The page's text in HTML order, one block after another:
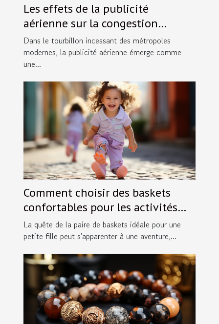
Les effets de la publicité
aérienne sur la congestion
visuelle dans les villes
Dans le tourbillon incessant des métropoles
modernes, la publicité aérienne émerge comme
une...
Comment choisir des baskets
confortables pour les activités
des petites filles en taille 30
La quête de la paire de baskets idéale pour une
petite fille peut s'apparenter à une aventure,...